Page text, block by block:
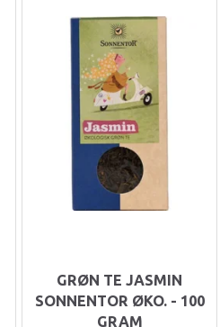
GRØN TE JASMIN
SONNENTOR ØKO. - 100
GRAM